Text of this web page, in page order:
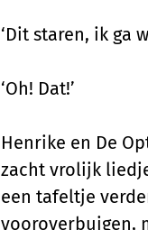
‘Dit staren, ik ga
‘Oh! Dat!’
Henrike en De
zacht vrolijk
een tafeltje
vooroverbuigen,